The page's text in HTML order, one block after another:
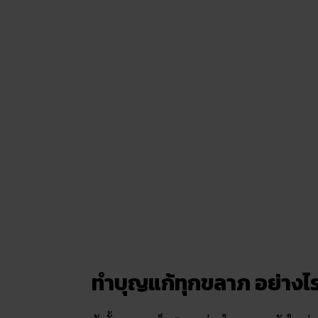
ทำบุญตักบาตร อุทิศส่วนกุศลใก้กับเจ้าก
ทำ ไม่ว่าจะเป็นรางวัลเล็กหรือใหญ่ เพื่
อาฆาตแค้นต่อกัน อันจะทำให้ชีวิตเรานั้